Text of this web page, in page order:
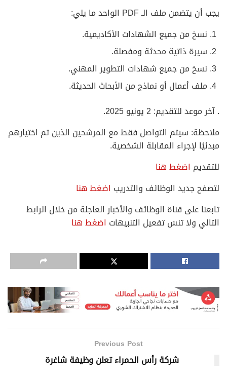
يجب أن يتضمن ملف الـ PDF الواحد ما يلي:
نسخ من جميع الشهادات الأكاديمية.
سيرة ذاتية محدثة ومفصلة.
نسخ من جميع شهادات التطوير المهني.
ملف أعمال أو نماذج من الأبحاث الحديثة.
. آخر موعد للتقديم: 2 يونيو 2025.
ملاحظة: سيتم التواصل فقط مع المرشحين الذين تم اختيارهم
مبدئيًا لإجراء المقابلة الشخصية.
للتقديم اضغط هنا
لتصفح جديد الوظائف والتدريب اضغط هنا
تابعنا على قناة الوظائف والأخبار العاجلة من خلال الرابط
التالي ولا تنسَ تفعيل التنبيهات اضغط هنا
Previous Post
شركة رأس الحمراء تعلن وظيفة شاغرة